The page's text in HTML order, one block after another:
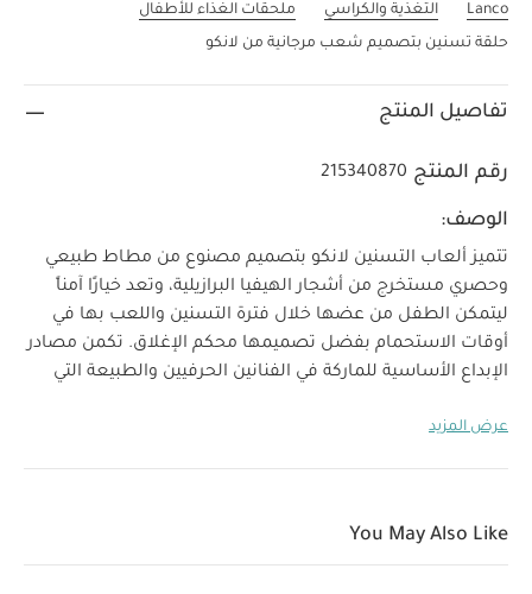
Lanco التغذية والكراسي
ملحقات الغذاء للأطفال
حلقة تسنين بتصميم شعب مرجانية من لانكو
تفاصيل المنتج
رقم المنتج 215340870
الوصف:
تتميز ألعاب التسنين لانكو بتصميم مصنوع من مطاط طبيعي
وحصري مستخرج من أشجار الهيفيا البرازيلية، وتعد خيارًا آمناً
ليتمكن الطفل من عضها خلال فترة التسنين واللعب بها في
أوقات الاستحمام بفضل تصميمها محكم الإغلاق. تكمن مصادر
الإبداع الأساسية للماركة في الفنانين الحرفيين والطبيعة التي
من الآلات وتحتوي على مواد قابلة للتحلل ومطاط طبيعي
تمثل النساء عددًا كبيرًا من أفراد عائلة لانكو.
عرض المزيد
You May Also Like